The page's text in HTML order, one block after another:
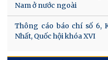
Nam ở nước ngoài
Thông cáo báo chí số 6,
Nhất, Quốc hội khóa XVI